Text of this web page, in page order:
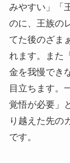
みやすい」「
のに、王族の
てた後のざま
れます。また
金を我慢でき
目立ちます。
覚悟が必要」
り越えた先の
です。